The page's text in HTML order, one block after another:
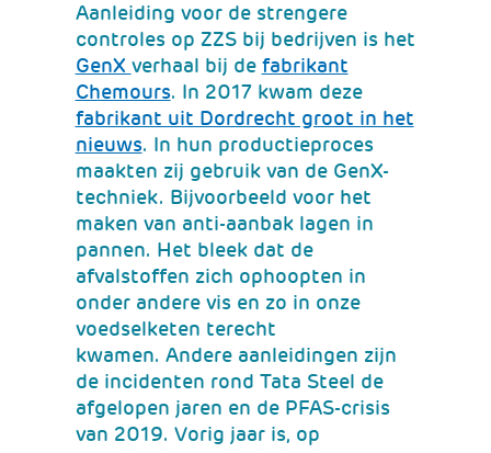
Aanleiding voor de strengere
controles op ZZS bij bedrijven is het
GenX (verwijst
naar
een
andere
website)
verhaal bij de fabrikant
Chemours(verwijst
naar
een
andere
website)
. In 2017 kwam deze
fabrikant uit Dordrecht groot in het
nieuws(verwijst
naar
een
andere
website)
. In hun productieproces
maakten zij gebruik van de GenX-
techniek. Bijvoorbeeld voor het
maken van anti-aanbak lagen in
pannen. Het bleek dat de
afvalstoffen zich ophoopten in
onder andere vis en zo in onze
voedselketen terecht
kwamen. Andere aanleidingen zijn
de incidenten rond Tata Steel de
afgelopen jaren en de PFAS-crisis
van 2019. Vorig jaar is, op